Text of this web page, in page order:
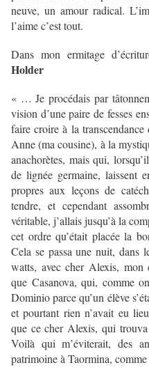
neuve, un amour radical.
l’aime c’est tout.
Dans mon ermitage
Holder
« … Je procédais par
vision d’une paire de fesses
faire croire à la
Anne (ma cousine), à la
anachorètes, mais qui,
de lignée germaine, laissent
propres aux leçons de
tendre, et cependant
véritable, j’allais jusqu’à la
cet ordre qu’était placée la
Cela se passa une nuit, dans
watts, avec cher Alexis, mon
que Casanova, qui, comme
Dominio parce qu’un élève
et pourtant rien n’avait eu
que ce cher Alexis, qui
Voilà qui m’éviterait, des
patrimoine à Taormina,